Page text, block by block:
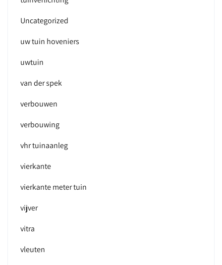
Uncategorized
uw tuin hoveniers
uwtuin
van der spek
verbouwen
verbouwing
vhr tuinaanleg
vierkante
vierkante meter tuin
vijver
vitra
vleuten